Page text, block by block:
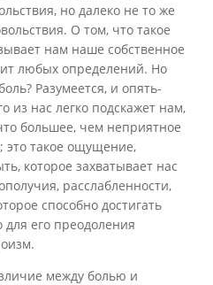
но далеко не то же
О том, что такое
нам наше собственное
любых определений. Но
Разумеется, и опять-
из нас легко подскажет нам,
большее, чем неприятное
это такое ощущение,
которое захватывает нас
расслабленности,
способно достигать
для его преодоления
между болью и